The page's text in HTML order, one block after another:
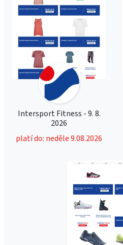
Intersport Fitness - 9. 8.
2026
platí do: neděle 9.08.2026